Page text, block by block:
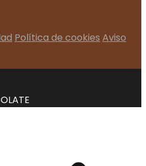
Política de cookies Aviso